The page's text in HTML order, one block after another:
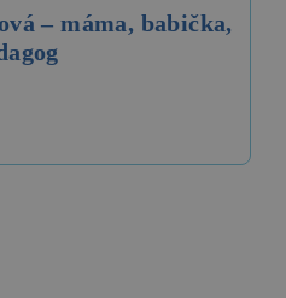
– máma, babička,